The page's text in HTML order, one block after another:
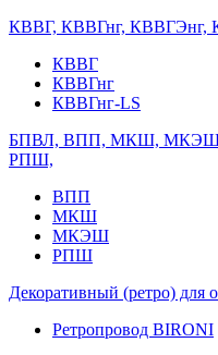
КВВГ, КВВГнг, КВВГЭнг,
КВВГ
КВВГнг
КВВГнг-LS
БПВЛ, ВПП, МКШ,
РПШ,
ВПП
МКШ
МКЭШ
РПШ
Декоративный (ретро) для
Ретропровод BIRONI